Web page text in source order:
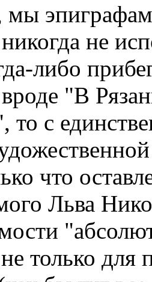
не
либо
"В
то с
что
Льва
только